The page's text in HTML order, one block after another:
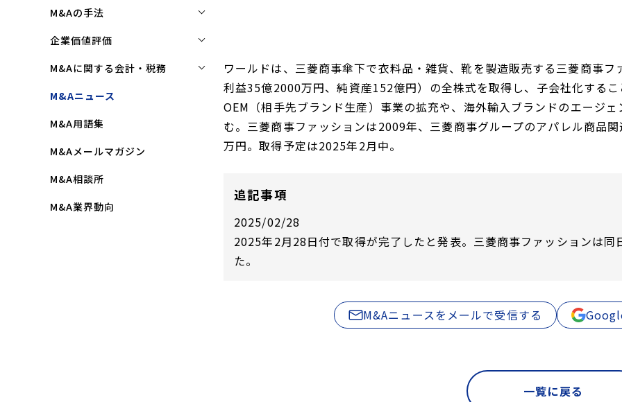
M&Aで売れる会社の条件とは
M&Aで買い手はここを見る
会社を買収するには
企業買収を成功させるポイント
買収監査(デューディリジェン
ス)とは
クロージングと引継ぎ
企業買収の流れと手順
M&Aの手法
株式譲渡
第三者割当増資
資本業務提携
企業価値評価
企業価値評価(バリュエーショ
企業評価と売買価格の違い
中小企業M&Aにおける企業価値
ン)の算定方法
純資産法(コストアプローチ)
M&Aに関する会計・税務
株式譲渡にかかる税金(個人・
事業譲渡にかかる税金(個人・
法人)
M&Aにおける節税(役職退職金
スキーム)
赤字・債務超過会社の買収制限
M&Aニュース
M&A用語集
M&Aメールマガジン
M&A相談所
M&A業界動向
ワールドは、三菱商事傘下で衣料品・雑貨、靴を製造販売する三菱商事
利益35億2000万円、純資産152億円）の全株式を取得し、子会社化する
OEM（相手先ブランド生産）事業の拡充や、海外輸入ブランドのエージ
む。三菱商事ファッションは2009年、三菱商事グループのアパレル商品
万円。取得予定は2025年2月中。
追記事項
2025/02/28
2025年2月28日付で取得が完了したと発表。三菱商事ファッションは
た。
M&Aニュースをメールで受信する
一覧に戻る